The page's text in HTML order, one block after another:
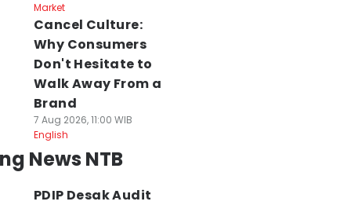
Market
Cancel Culture:
Why Consumers
Don't Hesitate to
Walk Away From a
Brand
7 Aug 2026, 11:00 WIB
English
News NTB
PDIP Desak Audit